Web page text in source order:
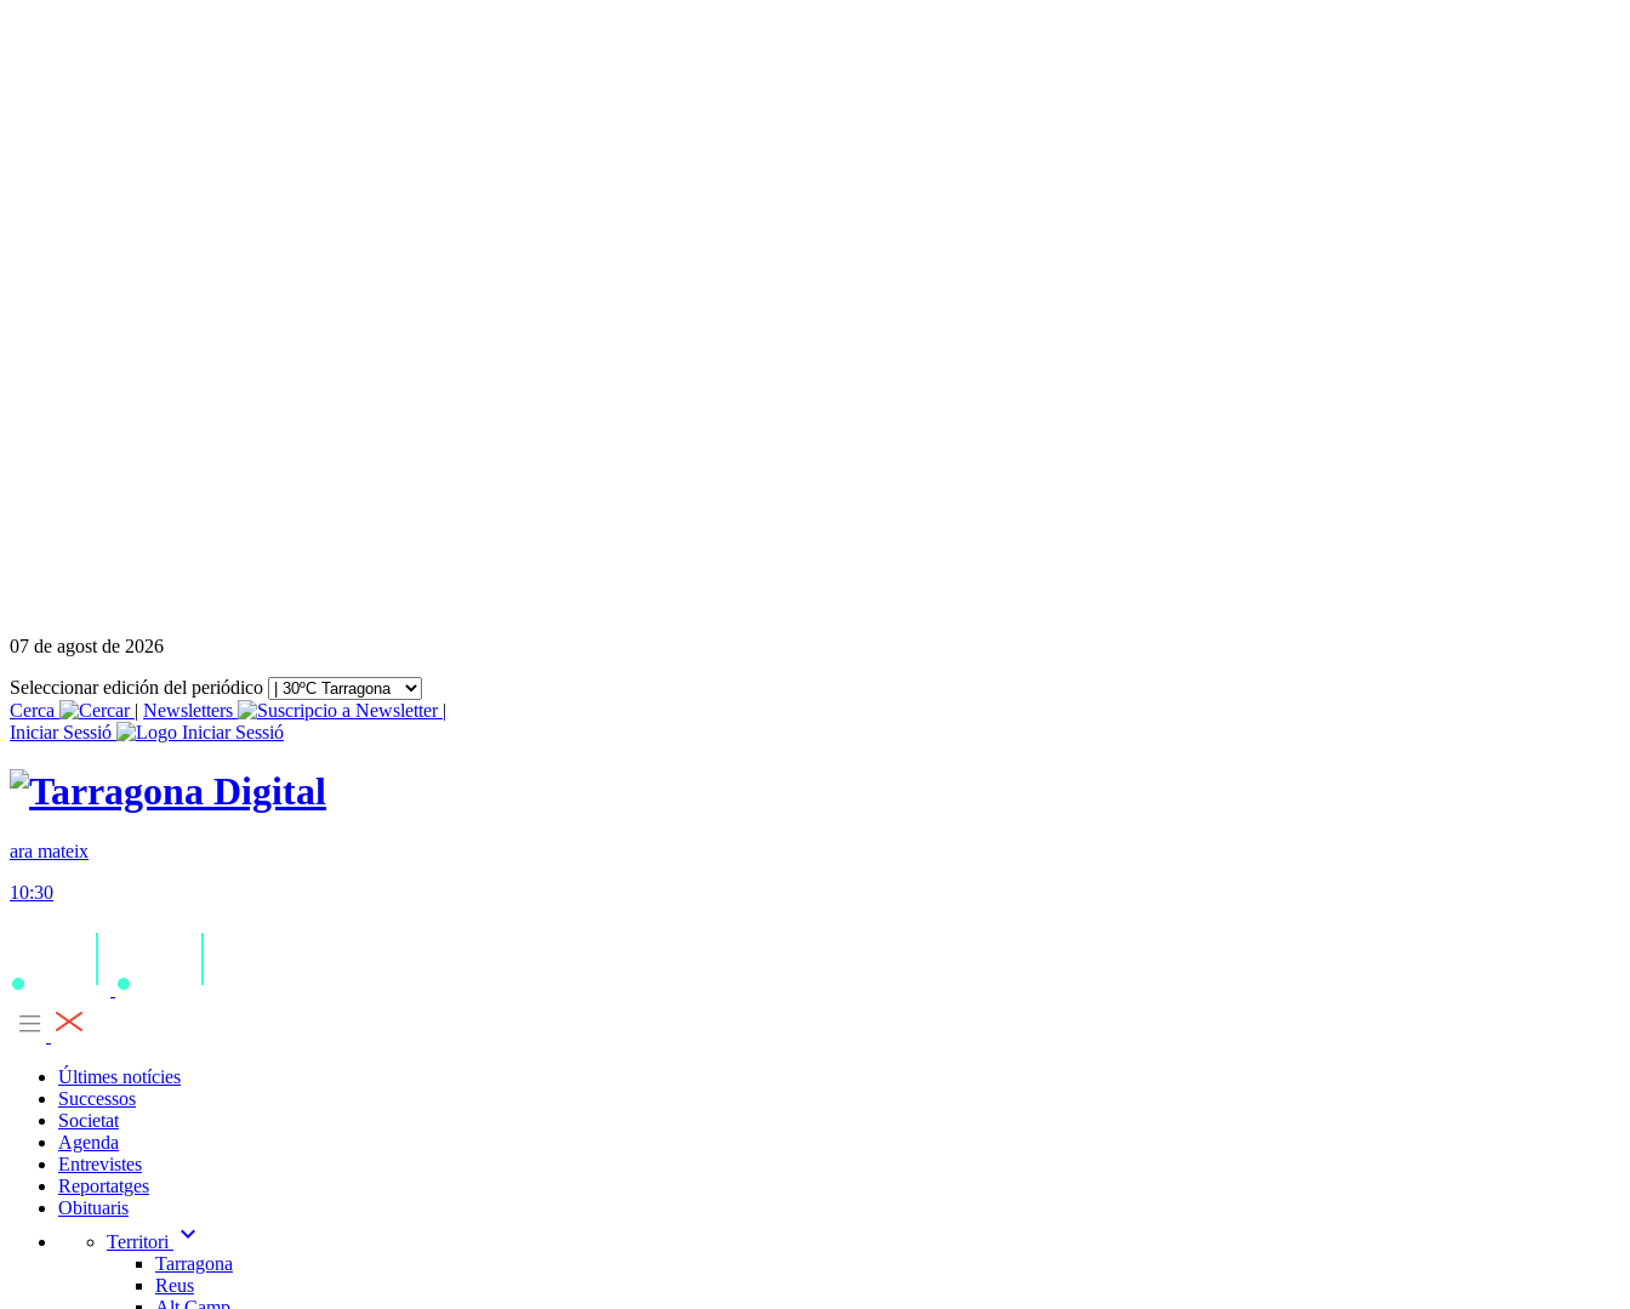
07 de agost de 2026
Seleccionar edición del periódico
Cerca
| Newsletters
|
Iniciar Sessió
ara mateix
10:30
Últimes notícies
Successos
Societat
Agenda
Entrevistes
Reportatges
Obituaris
Territori
expand_more
Tarragona
Reus